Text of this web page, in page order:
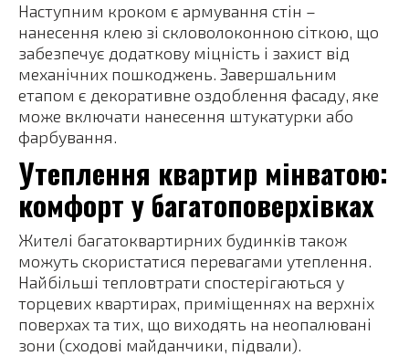
Наступним кроком є армування стін –
нанесення клею зі скловолоконною сіткою, що
забезпечує додаткову міцність і захист від
механічних пошкоджень. Завершальним
етапом є декоративне оздоблення фасаду, яке
може включати нанесення штукатурки або
фарбування.
Утеплення квартир мінватою:
комфорт у багатоповерхівках
Жителі багатоквартирних будинків також
можуть скористатися перевагами утеплення.
Найбільші тепловтрати спостерігаються у
торцевих квартирах, приміщеннях на верхніх
поверхах та тих, що виходять на неопалювані
зони (сходові майданчики, підвали).